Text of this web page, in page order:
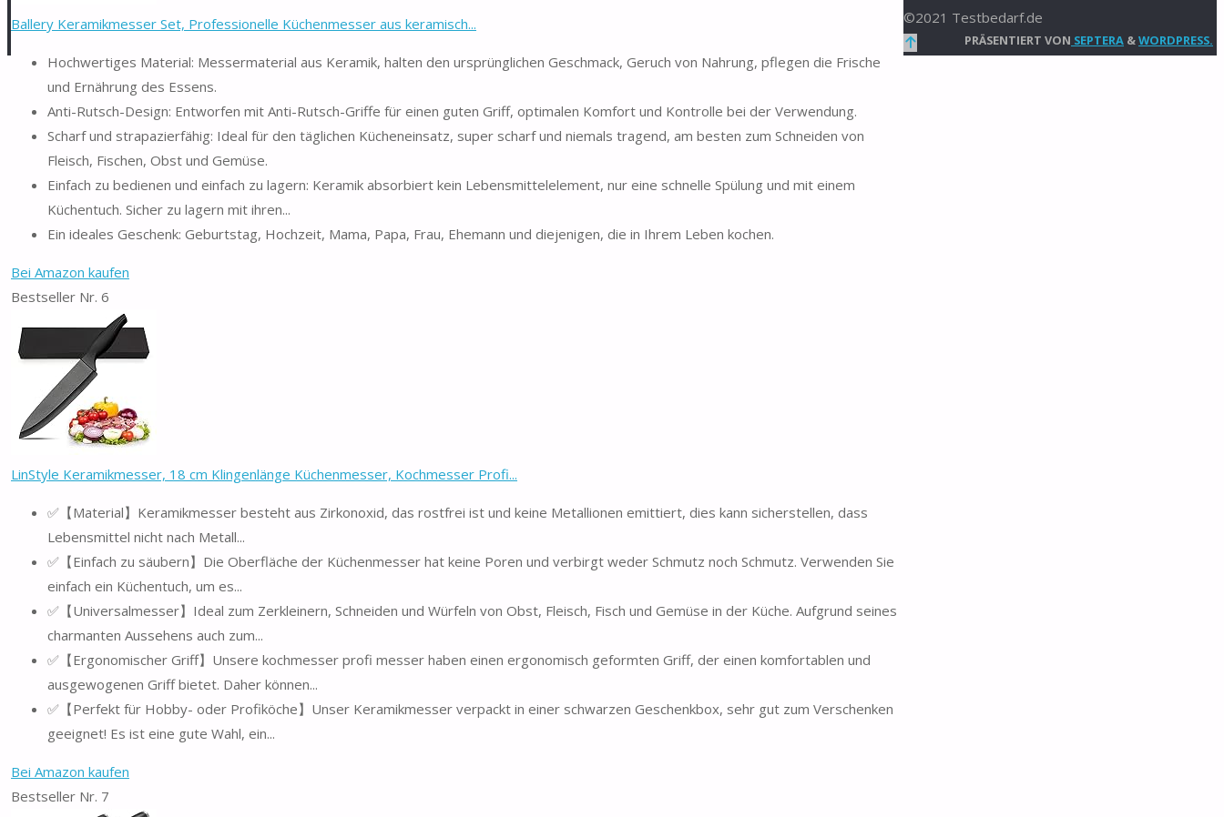
Ballery Keramikmesser Set, Professionelle Küchenmesser aus keramisch...
Hochwertiges Material: Messermaterial aus Keramik, halten den ursprünglichen Geschmack, Geruch von Nahrung, pflegen die Frische
und Ernährung des Essens.
Anti-Rutsch-Design: Entworfen mit Anti-Rutsch-Griffe für einen guten Griff, optimalen Komfort und Kontrolle bei der Verwendung.
Scharf und strapazierfähig: Ideal für den täglichen Kücheneinsatz, super scharf und niemals tragend, am besten zum Schneiden von
Fleisch, Fischen, Obst und Gemüse.
Einfach zu bedienen und einfach zu lagern: Keramik absorbiert kein Lebensmittelelement, nur eine schnelle Spülung und mit einem
Küchentuch. Sicher zu lagern mit ihren...
Ein ideales Geschenk: Geburtstag, Hochzeit, Mama, Papa, Frau, Ehemann und diejenigen, die in Ihrem Leben kochen.
Bei Amazon kaufen
Bestseller Nr. 6
LinStyle Keramikmesser, 18 cm Klingenlänge Küchenmesser, Kochmesser Profi...
✅【Material】Keramikmesser besteht aus Zirkonoxid, das rostfrei ist und keine Metallionen emittiert, dies kann sicherstellen, dass
Lebensmittel nicht nach Metall...
✅【Einfach zu säubern】Die Oberfläche der Küchenmesser hat keine Poren und verbirgt weder Schmutz noch Schmutz. Verwenden Sie
einfach ein Küchentuch, um es...
✅【Universalmesser】Ideal zum Zerkleinern, Schneiden und Würfeln von Obst, Fleisch, Fisch und Gemüse in der Küche. Aufgrund seines
charmanten Aussehens auch zum...
✅【Ergonomischer Griff】Unsere kochmesser profi messer haben einen ergonomisch geformten Griff, der einen komfortablen und
ausgewogenen Griff bietet. Daher können...
✅【Perfekt für Hobby- oder Profiköche】Unser Keramikmesser verpackt in einer schwarzen Geschenkbox, sehr gut zum Verschenken
geeignet! Es ist eine gute Wahl, ein...
Bei Amazon kaufen
Bestseller Nr. 7
©2021 Testbedarf.de
PRÄSENTIERT VON SEPTERA &WORDPRESS.
Zurück